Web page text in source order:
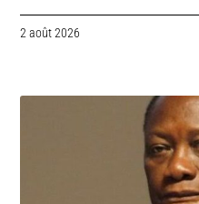
2 août 2026